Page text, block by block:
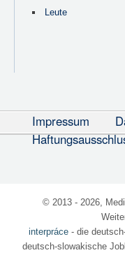
Leute
Impressum
© 2013 - 2026,
interpráce- die
deutsch-slowakische